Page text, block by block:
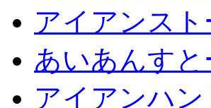
アイアンス
あいあんす
アイアンハン